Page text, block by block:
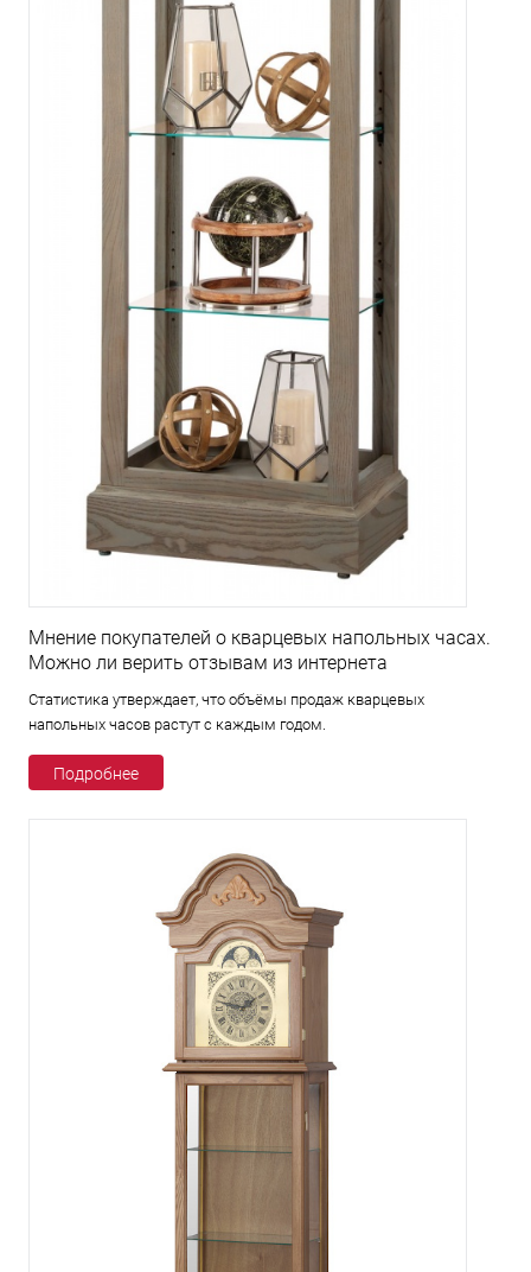
Мнение покупателей о кварцевых напольных часах.
Можно ли верить отзывам из интернета
Статистика утверждает, что объёмы продаж кварцевых
напольных часов растут с каждым годом.
Подробнее